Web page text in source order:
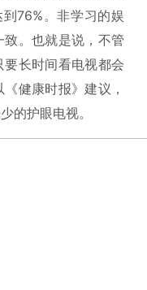
76%。非学习的娱
。也就是说，不管
要长时间看电视都会
健康时报》建议，
的护眼电视。